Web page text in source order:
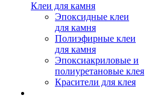
Клеи для камня
Эпоксидные клеи
для камня
Полиэфирные клеи
для камня
Эпоксиакриловые и
полиуретановые клея
Красители для клея